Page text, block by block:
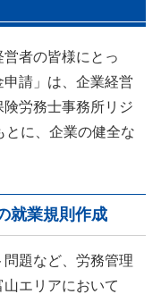
ないことによるリスクな
認していきます。もちろ
彫りになった問題点に
い、どのように予防策を
ただき、問題を未然に防
ートをさせていただきま
者の皆様にとっ
請」は、企業経営
労務士事務所リジ
とに、企業の健全な
就業規則作成
題など、労務管理
エリアにおいて